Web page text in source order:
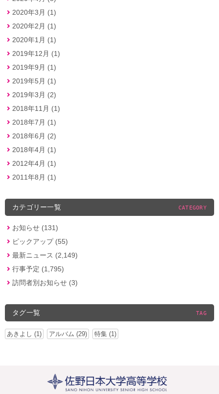
2020年3月 (1)
2020年2月 (1)
2020年1月 (1)
2019年12月 (1)
2019年9月 (1)
2019年5月 (1)
2019年3月 (2)
2018年11月 (1)
2018年7月 (1)
2018年6月 (2)
2018年4月 (1)
2012年4月 (1)
2011年8月 (1)
カテゴリー一覧 CATEGORY
お知らせ (131)
ピックアップ (55)
最新ニュース (2,149)
行事予定 (1,795)
訪問者別お知らせ (3)
タグ一覧 TAG
あきよし (1) アルバム (29) 特集 (1)